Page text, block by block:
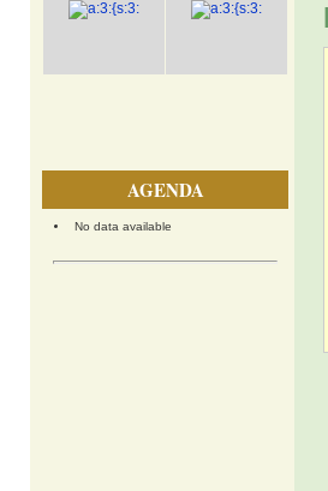
AGENDA
No data available